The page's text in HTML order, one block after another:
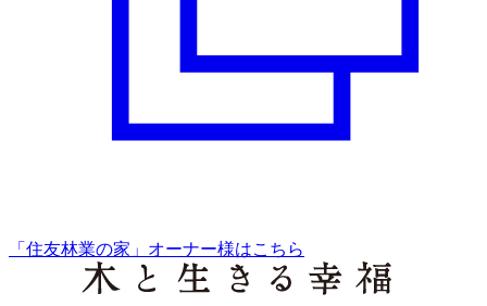
「住友林業の家」オーナー様はこちら